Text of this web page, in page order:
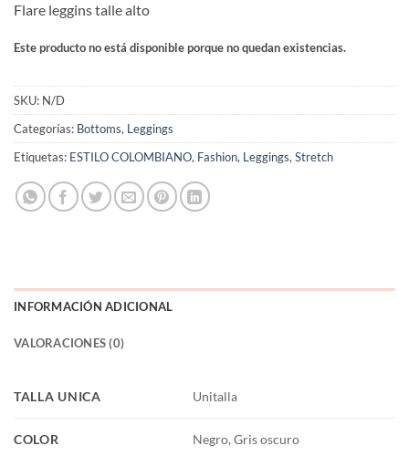
Flare leggins talle alto
Este producto no está disponible porque no quedan existencias.
SKU: N/D
Categorías: Bottoms, Leggings
Etiquetas: ESTILO COLOMBIANO, Fashion, Leggings, Stretch
INFORMACIÓN ADICIONAL
VALORACIONES (0)
TALLA UNICA Unitalla
COLOR Negro, Gris oscuro